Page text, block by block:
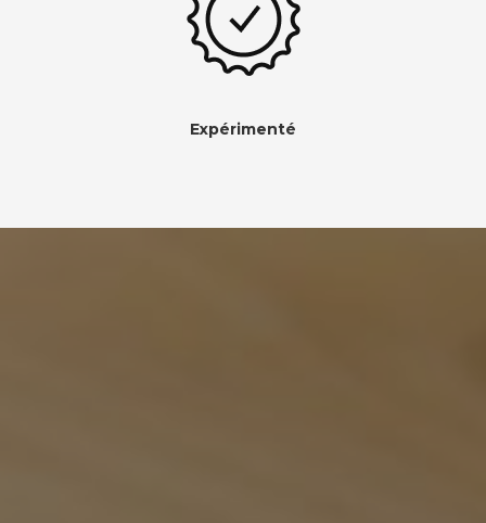
Expérimenté